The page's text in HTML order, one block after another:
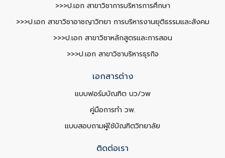
>>>ป.เอก สาขาวิชาการบริหารการศึกษา
>>>ป.เอก สาขาวิชาอาชญาวิทยา การบริหารงานยุติธรรมและสังคม
>>>ป.เอก สาขาวิชาหลักสูตรและการสอน
>>>ป.เอก สาขาวิชาบริหารธุรกิจ
เอกสารต่าง
แบบฟอร์มบัณฑิต บว/วพ
คู่มือการทำ วพ.
แบบสอบถามผู้ใช้บัณฑิตวิทยาลัย
ติดต่อเรา